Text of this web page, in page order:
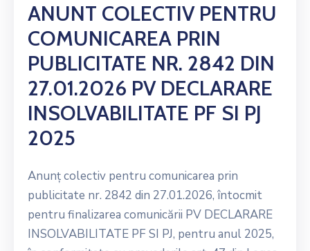
ANUNT COLECTIV PENTRU
COMUNICAREA PRIN
PUBLICITATE NR. 2842 DIN
27.01.2026 PV DECLARARE
INSOLVABILITATE PF SI PJ
2025
Anunț colectiv pentru comunicarea prin
publicitate nr. 2842 din 27.01.2026, întocmit
pentru finalizarea comunicării PV DECLARARE
INSOLVABILITATE PF SI PJ, pentru anul 2025,